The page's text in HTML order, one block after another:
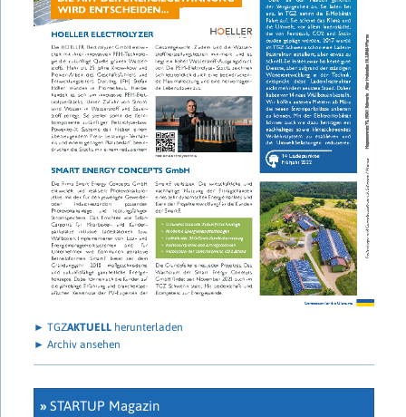
► TGZAKTUELLherunterladen
► Archiv ansehen
»STARTUP Magazin